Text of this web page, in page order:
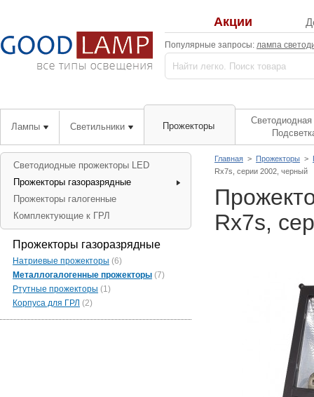
Акции
Популярные запросы: лампа
Лампы Светильники Прожекторы
Светодиодная
Главная > Прожекторы >
Rx7s, серии 2002, черный
Rx7s,
Светодиодные прожекторы LED
Прожекторы газоразрядные
Прожекторы галогенные
Комплектующие к ГРЛ
Прожекторы газоразрядные
Натриевые прожекторы (6)
Металлогалогенные прожекторы (7)
Ртутные прожекторы (1)
Корпуса для ГРЛ (2)